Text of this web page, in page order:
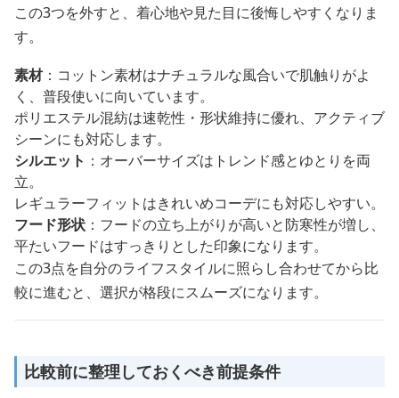
この3つを外すと、着心地や見た目に後悔しやすくなりま
す。
素材：コットン素材はナチュラルな風合いで肌触りがよ
く、普段使いに向いています。
ポリエステル混紡は速乾性・形状維持に優れ、アクティブ
シーンにも対応します。
シルエット ：オーバーサイズはトレンド感とゆとりを両
立。
レギュラーフィットはきれいめコーデにも対応しやすい。
フード形状 ：フードの立ち上がりが高いと防寒性が増し、
平たいフードはすっきりとした印象になります。
この3点を自分のライフスタイルに照らし合わせてから比
較に進むと、選択が格段にスムーズになります。
比較前に整理しておくべき前提条件